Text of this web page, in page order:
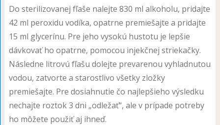
Do sterilizovanej fľaše nalejte 830 ml alkoholu, pridajte
42 ml peroxidu vodíka, opatrne premiešajte a pridajte
15 ml glycerínu. Pre jeho vysokú hustotu je lepšie
dávkovať ho opatrne, pomocou injekčnej striekačky.
Následne litrovú fľašu dolejte prevarenou vyhladnutou
vodou, zatvorte a starostlivo všetky zložky
premiešajte. Pre dosiahnutie čo najlepšieho výsledku
nechajte roztok 3 dni „odležať“, ale v prípade potreby
ho môžete použiť aj ihneď.